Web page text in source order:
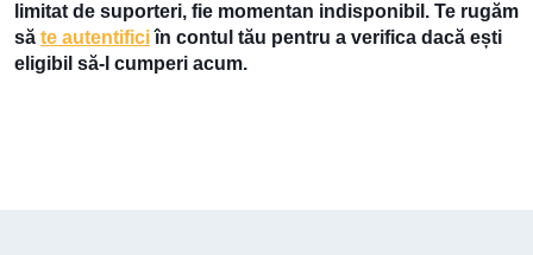
limitat de suporteri, fie momentan indisponibil. Te rugăm
să te autentificiîn contul tău pentru a verifica dacă ești
eligibil să-l cumperi acum.